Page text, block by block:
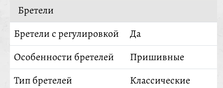
Бретели
Бретели с регулировкой
Да
Особенности бретелей
Пришивные
Тип бретелей
Классические